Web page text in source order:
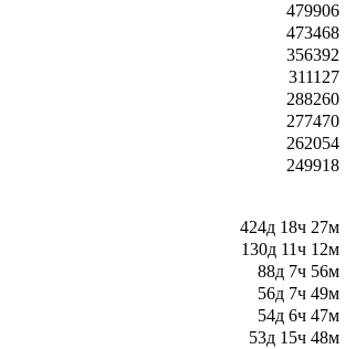
479906
473468
356392
311127
288260
277470
262054
249918
424д 18ч 27м
130д 11ч 12м
88д 7ч 56м
56д 7ч 49м
54д 6ч 47м
53д 15ч 48м